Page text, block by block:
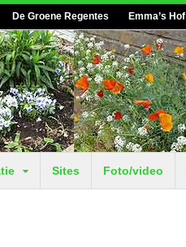
De Groene Regentes Emma’s Hof
Sites Foto/video